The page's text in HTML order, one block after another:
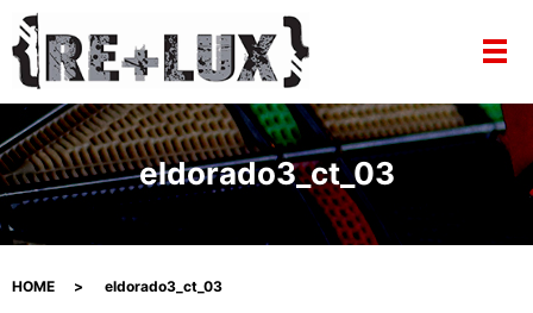
メ
eldorado3_ct_03
HOME eldorado3_ct_03